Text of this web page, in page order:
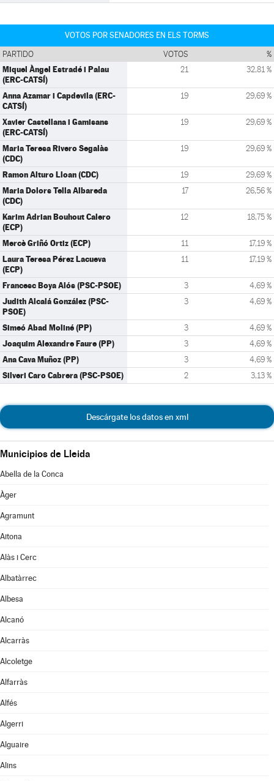
VOTOS POR SENADORES EN ELS TORMS
PARTIDO VOTOS %
Miquel Àngel Estradé i Palau
(ERC-CATSÍ)
21 32,81 %
Anna Azamar i Capdevila (ERC-
CATSÍ)
19 29,69 %
Xavier Castellana i Gamisans
(ERC-CATSÍ)
19 29,69 %
Maria Teresa Rivero Segalàs
(CDC)
19 29,69 %
Ramon Alturo Lloan (CDC) 19 29,69 %
Maria Dolors Tella Albareda
(CDC)
17 26,56 %
Karim Adrian Bouhout Calero
(ECP)
12 18,75 %
Mercè Griñó Ortiz (ECP) 11 17,19 %
Laura Teresa Pérez Lacueva
(ECP)
11 17,19 %
Francesc Boya Alós (PSC-PSOE) 3 4,69 %
Judith Alcalá González (PSC-
PSOE)
3 4,69 %
Simeó Abad Moliné (PP) 3 4,69 %
Joaquim Alexandre Faure (PP) 3 4,69 %
Ana Cava Muñoz (PP) 3 4,69 %
Silveri Caro Cabrera (PSC-PSOE) 2 3,13 %
Descárgate los datos en xml
Municipios de Lleida
Abella de la Conca
Àger
Agramunt
Aitona
Alàs i Cerc
Albatàrrec
Albesa
Alcanó
Alcarràs
Alcoletge
Alfarràs
Alfés
Algerri
Alguaire
Alins